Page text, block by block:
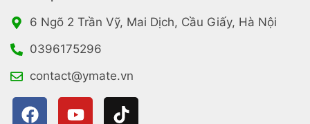
6 Ngõ 2 Trần Vỹ, Mai Dịch, Cầu Giấy, Hà Nội
0396175296
contact@ymate.vn